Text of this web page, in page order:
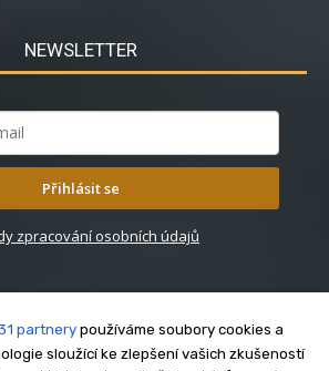
NEWSLETTER
Přihlásit se
zpracování osobních údajů
partnery používáme soubory cookies a
sloužící ke zlepšení vašich zkušeností